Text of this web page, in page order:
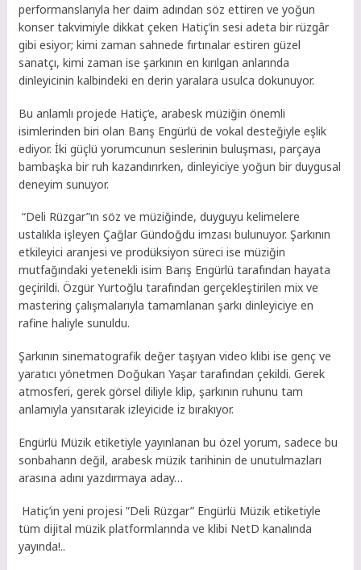
performanslarıyla her daim adından söz ettiren ve yoğun
konser takvimiyle dikkat çeken Hatiç’in sesi adeta bir rüzgâr
gibi esiyor; kimi zaman sahnede fırtınalar estiren güzel
sanatçı, kimi zaman ise şarkının en kırılgan anlarında
dinleyicinin kalbindeki en derin yaralara usulca dokunuyor.
Bu anlamlı projede Hatiç’e, arabesk müziğin önemli
isimlerinden biri olan Barış Engürlü de vokal desteğiyle eşlik
ediyor. İki güçlü yorumcunun seslerinin buluşması, parçaya
bambaşka bir ruh kazandırırken, dinleyiciye yoğun bir duygusal
deneyim sunuyor.
“Deli Rüzgar”ın söz ve müziğinde, duyguyu kelimelere
ustalıkla işleyen Çağlar Gündoğdu imzası bulunuyor. Şarkının
etkileyici aranjesi ve prodüksiyon süreci ise müziğin
mutfağındaki yetenekli isim Barış Engürlü tarafından hayata
geçirildi. Özgür Yurtoğlu tarafından gerçekleştirilen mix ve
mastering çalışmalarıyla tamamlanan şarkı dinleyiciye en
rafine haliyle sunuldu.
Şarkının sinematografik değer taşıyan video klibi ise genç ve
yaratıcı yönetmen Doğukan Yaşar tarafından çekildi. Gerek
atmosferi, gerek görsel diliyle klip, şarkının ruhunu tam
anlamıyla yansıtarak izleyicide iz bırakıyor.
Engürlü Müzik etiketiyle yayınlanan bu özel yorum, sadece bu
sonbaharın değil, arabesk müzik tarihinin de unutulmazları
arasına adını yazdırmaya aday…
Hatiç’in yeni projesi ”Deli Rüzgar” Engürlü Müzik etiketiyle
tüm dijital müzik platformlarında ve klibi NetD kanalında
yayında!..